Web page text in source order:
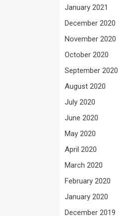
January 2021
December 2020
November 2020
October 2020
September 2020
August 2020
July 2020
June 2020
May 2020
April 2020
March 2020
February 2020
January 2020
December 2019